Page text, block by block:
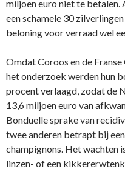
miljoen euro niet te betalen.
een schamele 30
beloning voor verraad wel
Omdat Coroos en de
het onderzoek werden hun
procent verlaagd, zodat de
13,6 miljoen euro van
Bonduelle sprake van
twee anderen betrapt bij
champignons. Het wachten
linzen- of een